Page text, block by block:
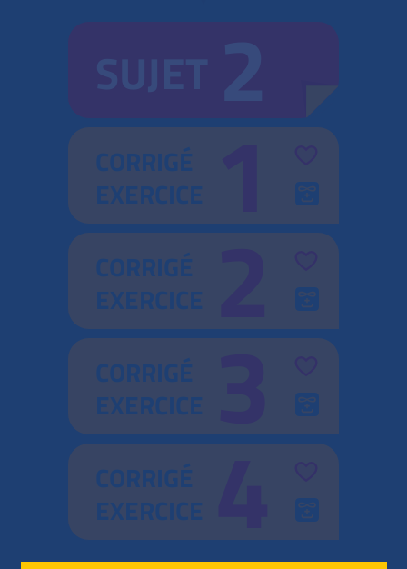
CORRIGÉ
EXERCICE 1
CORRIGÉ
EXERCICE 2
CORRIGÉ
EXERCICE 3
CORRIGÉ
EXERCICE 4